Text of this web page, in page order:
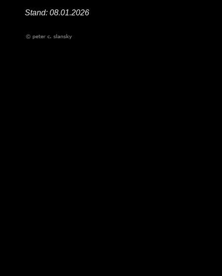
Stand: 08.01.2026